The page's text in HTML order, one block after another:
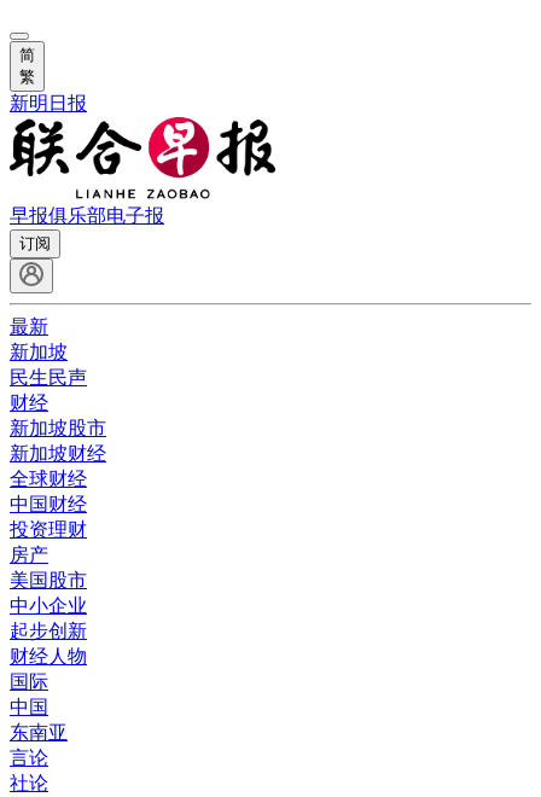
简
繁
新明日报
早报俱乐部电子报
订阅
最新
新加坡
民生民声
财经
新加坡股市
新加坡财经
全球财经
中国财经
投资理财
房产
美国股市
中小企业
起步创新
财经人物
国际
中国
东南亚
言论
社论